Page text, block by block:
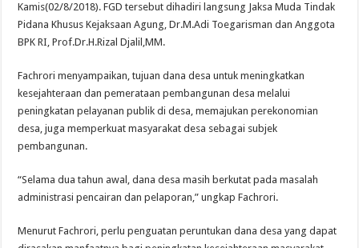
Kamis(02/8/2018). FGD tersebut dihadiri langsung Jaksa Muda Tindak
Pidana Khusus Kejaksaan Agung, Dr.M.Adi Toegarisman dan Anggota
BPK RI, Prof.Dr.H.Rizal Djalil,MM.
Fachrori menyampaikan, tujuan dana desa untuk meningkatkan
kesejahteraan dan pemerataan pembangunan desa melalui
peningkatan pelayanan publik di desa, memajukan perekonomian
desa, juga memperkuat masyarakat desa sebagai subjek
pembangunan.
“Selama dua tahun awal, dana desa masih berkutat pada masalah
administrasi pencairan dan pelaporan,” ungkap Fachrori.
Menurut Fachrori, perlu penguatan peruntukan dana desa yang dapat